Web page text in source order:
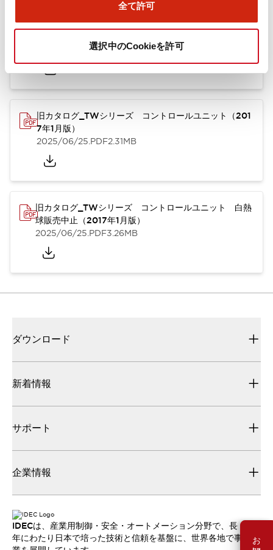
全て許可
選択中のCookieを許可
TWシリーズ コントロールユニット（2025年6月版）
.PDF1.65MB
旧カタログ_TWシリーズ コントロールユニット（201
7年1月版）
2025/06/25.PDF2.31MB
旧カタログ_TWシリーズ コントロールユニット 白熱
球販売中止（2017年1月版）
2025/06/25.PDF3.26MB
ダウンロード
新着情報
サポート
企業情報
IDECは、産業用制御・安全・オートメーション分野で、長
年にわたり日本で培った技術と信頼を基盤に、世界各地で事